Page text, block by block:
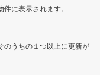
に表示されます。
のうちの１つ以上に更新が